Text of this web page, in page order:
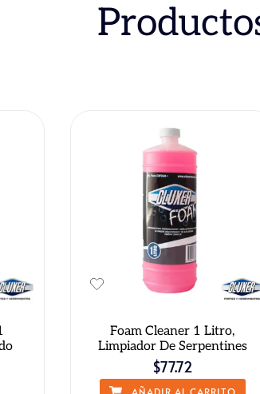
QUICK VIEW
Foam Cleaner 1 Litro,
Limpiador De Serpentines
$77.72